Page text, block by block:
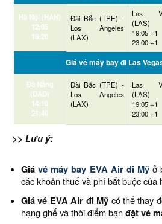
Hà Nội (HAN)
12:05
18:20
Đài Bắc (TPE) -
Los Angeles
(LAX)
Las
(LAS)
19:05 +1
23:00 +1
Giá vé máy bay đi Las
Đà Nẵng
(DAD)
14:10
21:40
Đài Bắc (TPE) -
Los Angeles
(LAX)
Las
(LAS)
19:05 +1
23:00 +1
>> Lưu ý:
Giávé máy bay EVA Air đi Mỹ ở
các khoản thuế và phí bắt buộc của
Giá vé EVA Air đi Mỹ có thể thay
hạng ghế và thời điểm bạnđặt vé